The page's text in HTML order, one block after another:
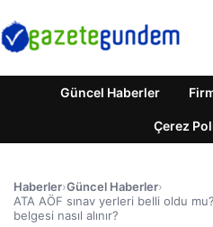
Güncel Haberler
Çerez
Haberler›Güncel Haberler›
ATA AÖF sınav yerleri belli oldu
belgesi nasıl alınır?